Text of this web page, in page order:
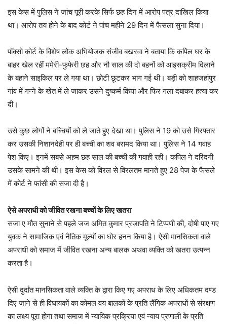
इस केस में पुलिस ने जांच पूरी करके सिर्फ छह दिन में आरोप पत्र दाखिल किया
था। आरोप तय होने के बाद कोर्ट ने पांच महीने 29 दिन में फैसला सुना दिया।
पॉक्सो कोर्ट के विशेष लोक अभियोजक संजीव बखरवा ने बताया कि कपिल घर के
बाहर खेल रहीं ममेरी-फुफेरी छह और नौ साल की दो बहनों को आइसक्रीम दिलाने
के बहाने साइकिल पर ले गया था। छोटी छूटकर भाग गई थी। बड़ी को शाहजहांपुर
गांव में गन्ने के खेत में ले जाकर उसने दुष्कर्म किया और फिर गला दबाकर हत्या कर
दी।
उसे कुछ लोगों ने बच्चियों को ले जाते हुए देखा था। पुलिस ने 19 को उसे गिरफ्तार
कर उसकी निशानदेही पर ही बच्ची का शव बरामद किया था। पुलिस ने 14 गवाह
पेश किए। इनमें सबसे अहम छह साल की बच्ची की गवाही रही। कपिल ने दरिंदगी
उसके सामने की थी। इस केस को विरल से विरलतम मानते हुए 28 पेज के फैसले
में कोर्ट ने फांसी की सजा दी है।
ऐसे अपराधी को जीवित रखना बच्चों के लिए खतरा
सजा ए मौत सुनाने से पहले जज अमित कुमार प्रजापति ने टिप्पणी की, दोषी पाए गए
युवक ने सामाजिक एवं नैतिक मूल्यों का घोर हनन किया है। ऐसी मानसिकता वाले
अपराधी को समाज में जीवित रखना अन्य बालक अथवा व्यक्ति को खतरा उत्पन्न
करता है।
ऐसी दुर्दांत मानसिकता वाले व्यक्ति के द्वारा किए गए अपराध के लिए अधिकतम दण्ड
दिए जाने से ही विधायकों का कोमल वय बालकों के प्रति लैंगिक अपराधों से संरक्षण
का लक्ष्य पूरा होगा तथा समाज में न्यायिक प्रक्रिया एवं न्याय प्रणाली के प्रति